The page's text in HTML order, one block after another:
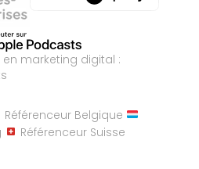
marketing digital :
Référenceur Belgique
Référenceur Suisse